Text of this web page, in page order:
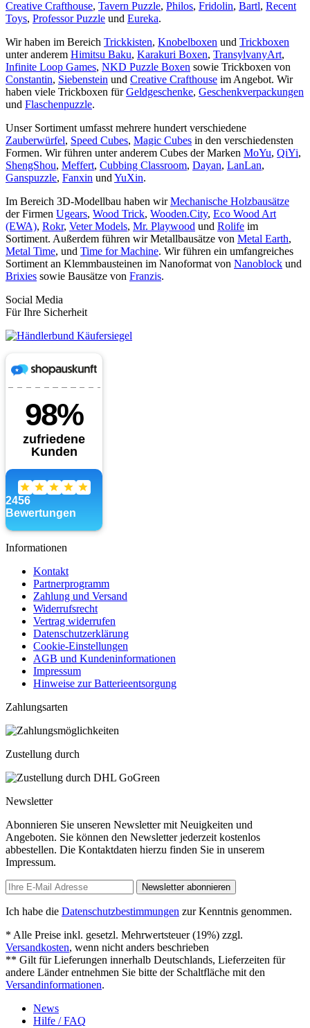
Creative Crafthouse, Tavern Puzzle, Philos, Fridolin, Bartl, Recent
Toys, Professor Puzzle und Eureka.
Wir haben im Bereich Trickkisten, Knobelboxen und Trickboxen
unter anderem Himitsu Baku, Karakuri Boxen, TransylvanyArt,
Infinite Loop Games, NKD Puzzle Boxen sowie Trickboxen von
Constantin, Siebenstein und Creative Crafthouse im Angebot. Wir
haben viele Trickboxen fürGeldgeschenke, Geschenkverpackungen
und Flaschenpuzzle.
Unser Sortiment umfasst mehrere hundert verschiedene
Zauberwürfel, Speed Cubes, Magic Cubes in den verschiedensten
Formen. Wir führen unter anderem Cubes der Marken MoYu, QiYi,
ShengShou, Meffert, Cubbing Classroom, Dayan, LanLan,
Ganspuzzle, Fanxin und YuXin.
Im Bereich 3D-Modellbau haben wirMechanische Holzbausätze
der Firmen Ugears, Wood Trick, Wooden.City, Eco Wood Art
(EWA), Rokr, Veter Models, Mr. Playwood und Rolife im
Sortiment. Außerdem führen wir Metallbausätze von Metal Earth,
Metal Time, und Time for Machine. Wir führen ein umfangreiches
Sortiment an Klemmbausteinen im Nanoformat von Nanoblock und
Brixies sowie Bausätze von Franzis.
Social Media
Für Ihre Sicherheit
Informationen
Kontakt
Partnerprogramm
Zahlung und Versand
Widerrufsrecht
Vertrag widerrufen
Datenschutzerklärung
Cookie-Einstellungen
AGB und Kundeninformationen
Impressum
Hinweise zur Batterieentsorgung
Zahlungsarten
Zustellung durch
Newsletter
Abonnieren Sie unseren Newsletter mit Neuigkeiten und
Angeboten. Sie können den Newsletter jederzeit kostenlos
abbestellen. Die Kontaktdaten hierzu finden Sie in unserem
Impressum.
Newsletter abonnieren
Ich habe die Datenschutzbestimmungen zur Kenntnis genommen.
* Alle Preise inkl. gesetzl. Mehrwertsteuer (19%) zzgl.
Versandkosten, wenn nicht anders beschrieben
** Gilt für Lieferungen innerhalb Deutschlands, Lieferzeiten für
andere Länder entnehmen Sie bitte der Schaltfläche mit den
Versandinformationen.
News
Hilfe / FAQ